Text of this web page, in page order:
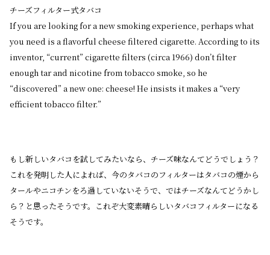
チーズフィルター式タバコ
If you are looking for a new smoking experience, perhaps what
you need is a flavorful cheese filtered cigarette. According to its
inventor, “current” cigarette filters (circa 1966) don’t filter
enough tar and nicotine from tobacco smoke, so he
“discovered” a new one: cheese! He insists it makes a “very
efficient tobacco filter.”
もし新しいタバコを試してみたいなら、チーズ味なんてどうでしょう？
これを発明した人によれば、今のタバコのフィルターはタバコの煙から
タールやニコチンをろ過していないそうで、ではチーズなんてどうかし
ら？と思ったそうです。これぞ大変素晴らしいタバコフィルターになる
そうです。